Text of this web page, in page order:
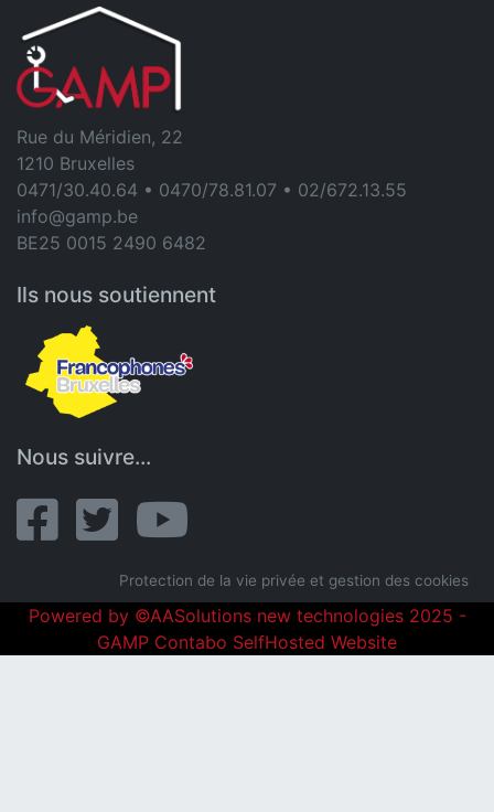
Rue du Méridien, 22
1210 Bruxelles
0471/30.40.64 • 0470/78.81.07 • 02/672.13.55
info@gamp.be
BE25 0015 2490 6482
Ils nous soutiennent
Nous suivre...
Protection de la vie privée et gestion des cookies
Powered by ©AASolutions new technologies 2025 -
GAMP Contabo SelfHosted Website